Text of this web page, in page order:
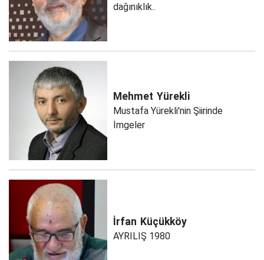
dağınıklık..
Mehmet Yürekli
Mustafa Yürekli'nin Şiirinde
İmgeler
İrfan Küçükköy
AYRILIŞ 1980